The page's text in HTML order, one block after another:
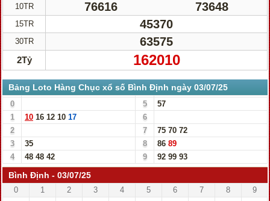
10TR 76616 73648
15TR 45370
30TR 63575
2Tỷ 162010
Bảng Loto Hàng Chục xổ số Bình Định ngày 03/07/25
0 5
57
1
10 16 12 10 17
6
2
7 75 70 72
3
35 8 86 89
4
48 48 42 9 92 99 93
Bình Định - 03/07/25
0 1 2 3 4 5 6 7 8 9